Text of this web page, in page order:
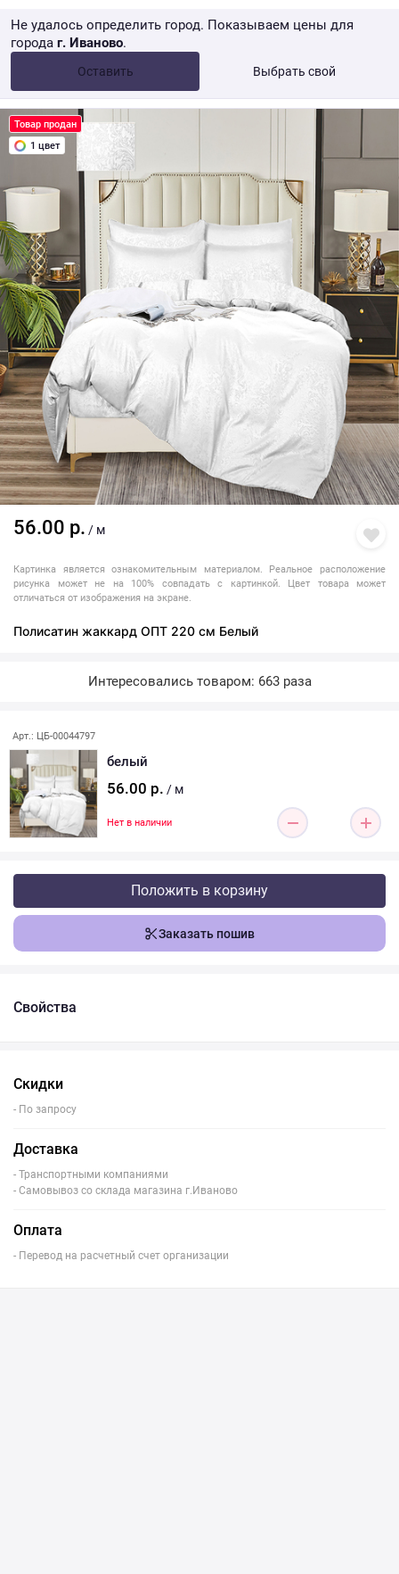
Не удалось определить город. Показываем цены для
города г. Иваново.
Оставить Выбрать свой
от 10 000 ₽ Розница → WB
Товар продан
1 цвет
56.00 р. / м
Картинка является ознакомительным материалом. Реальное расположение
рисунка может не на 100% совпадать с картинкой. Цвет товара может
отличаться от изображения на экране.
Полисатин жаккард ОПТ 220 см Белый
Интересовались товаром: 663 раза
Арт.: ЦБ-00044797
белый
56.00 р. / м
Нет в наличии
Положить в корзину
Заказать пошив
Свойства
Скидки
- По запросу
Доставка
- Транспортными компаниями
- Самовывоз со склада магазина г.Иваново
Оплата
- Перевод на расчетный счет организации